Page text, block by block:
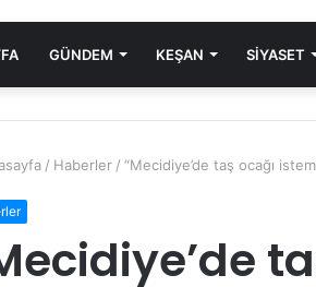
GÜNDEM KEŞAN SIYASET
/ Haberler / “Mecidiye’de taş ocağı